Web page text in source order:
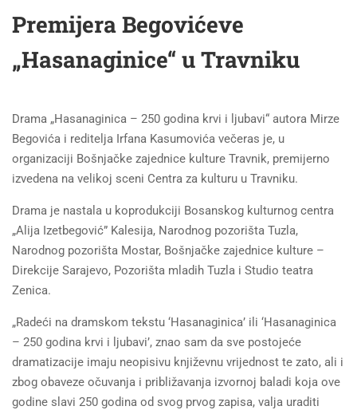
Premijera Begovićeve
„Hasanaginice“ u Travniku
Drama „Hasanaginica – 250 godina krvi i ljubavi“ autora Mirze
Begovića i reditelja Irfana Kasumovića večeras je, u
organizaciji Bošnjačke zajednice kulture Travnik, premijerno
izvedena na velikoj sceni Centra za kulturu u Travniku.
Drama je nastala u koprodukciji Bosanskog kulturnog centra
„Alija Izetbegović” Kalesija, Narodnog pozorišta Tuzla,
Narodnog pozorišta Mostar, Bošnjačke zajednice kulture –
Direkcije Sarajevo, Pozorišta mladih Tuzla i Studio teatra
Zenica.
„Radeći na dramskom tekstu ‘Hasanaginica’ ili ‘Hasanaginica
– 250 godina krvi i ljubavi’, znao sam da sve postojeće
dramatizacije imaju neopisivu književnu vrijednost te zato, ali i
zbog obaveze očuvanja i približavanja izvornoj baladi koja ove
godine slavi 250 godina od svog prvog zapisa, valja uraditi